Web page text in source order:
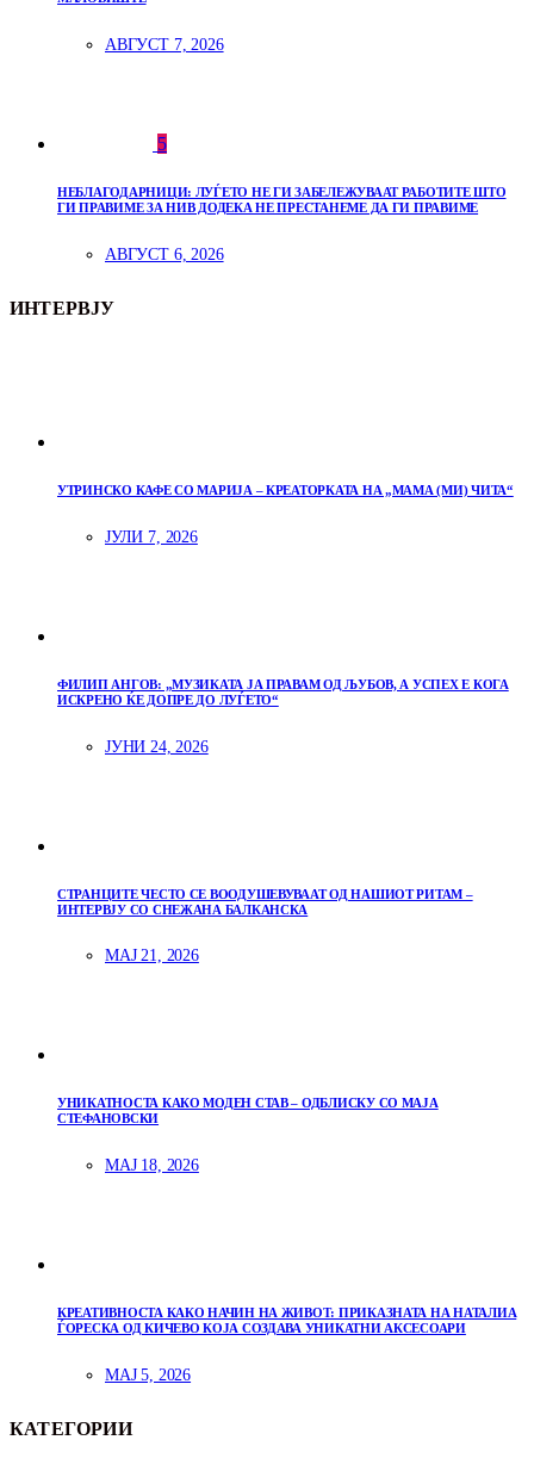
АВГУСТ 7, 2026
5
НЕБЛАГОДАРНИЦИ: ЛУЃЕТО НЕ ГИ ЗАБЕЛЕЖУВААТ РАБОТИТЕ ШТО
ГИ ПРАВИМЕ ЗА НИВ ДОДЕКА НЕ ПРЕСТАНЕМЕ ДА ГИ ПРАВИМЕ
АВГУСТ 6, 2026
ИНТЕРВЈУ
УТРИНСКО КАФЕ СО МАРИЈА – КРЕАТОРКАТА НА „МАМА (МИ) ЧИТА“
ЈУЛИ 7, 2026
ФИЛИП АНГОВ: „МУЗИКАТА ЈА ПРАВАМ ОД ЉУБОВ, А УСПЕХ Е КОГА
ИСКРЕНО ЌЕ ДОПРЕ ДО ЛУЃЕТО“
ЈУНИ 24, 2026
СТРАНЦИТЕ ЧЕСТО СЕ ВООДУШЕВУВААТ ОД НАШИОТ РИТАМ –
ИНТЕРВЈУ СО СНЕЖАНА БАЛКАНСКА
МАЈ 21, 2026
УНИКАТНОСТА КАКО МОДЕН СТАВ – ОДБЛИСКУ СО МАЈА
СТЕФАНОВСКИ
МАЈ 18, 2026
КРЕАТИВНОСТА КАКО НАЧИН НА ЖИВОТ: ПРИКАЗНАТА НА НАТАЛИА
ЃОРЕСКА ОД КИЧЕВО КОЈА СОЗДАВА УНИКАТНИ АКСЕСОАРИ
МАЈ 5, 2026
КАТЕГОРИИ